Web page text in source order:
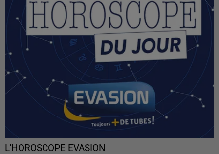
L'HOROSCOPE EVASION